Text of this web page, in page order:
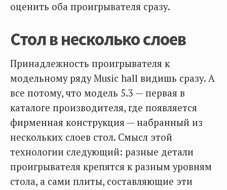
оценить оба проигрывателя сразу.
Стол в несколько слоев
Принадлежность проигрывателя к
модельному ряду Music hall видишь сразу. А
все потому, что модель 5.3 — первая в
каталоге производителя, где появляется
фирменная конструкция — набранный из
нескольких слоев стол. Смысл этой
технологии следующий: разные детали
проигрывателя крепятся к разным уровням
стола, а сами плиты, составляющие эти